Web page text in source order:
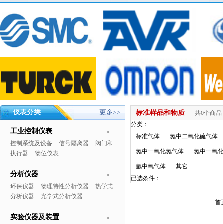
仪表分类 更多>>
>
工业控制仪表
控制系统及设备 信号隔离器
阀门和
执行器
物位仪表
>
分析仪器
环保仪器 物理特性分析仪器
热学式
分析仪器
光学式分析仪器
>
实验仪器及装置
标准样品和物质
共0个商品
分类：
标准气体
氮中二氧化硫气体
氮中一氧化氮气体 氮中一氧
氩中氧气体
其它
已选条件：
首